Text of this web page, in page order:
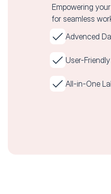
Empowering
for seamless
Advenced
User-
All-in-One